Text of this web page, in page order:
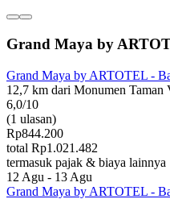
Grand Maya by
Grand Maya by ARTOTEL -
12,7 km dari Monumen Taman
6,0/10
(1 ulasan)
Rp844.200
total Rp1.021.482
termasuk pajak & biaya lainnya
12 Agu - 13 Agu
Grand Maya by ARTOTEL -